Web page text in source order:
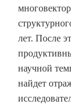
лет. После
научной
найдет